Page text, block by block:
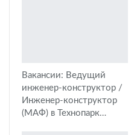
Вакансии: Ведущий
инженер-конструктор /
Инженер-конструктор
(МАФ) в Технопарк…